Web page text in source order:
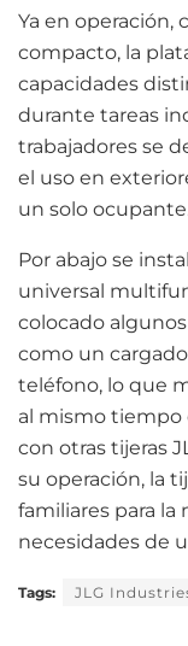
Ya en operación,
compacto, la
capacidades
durante tareas
trabajadores se
el uso en
un solo
Por abajo se
universal
colocado
como un
teléfono, lo que
al mismo tiempo
con otras tijeras
su operación, la
familiares para la
necesidades de
Tags: JLG